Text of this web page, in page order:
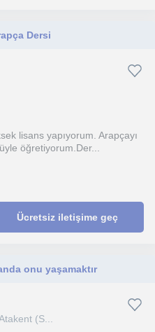
Dersi
lisans yapıyorum. Arapçayı
öğretiyorum.Der...
Ücretsiz iletişime geç
onu yaşamaktır
(S...